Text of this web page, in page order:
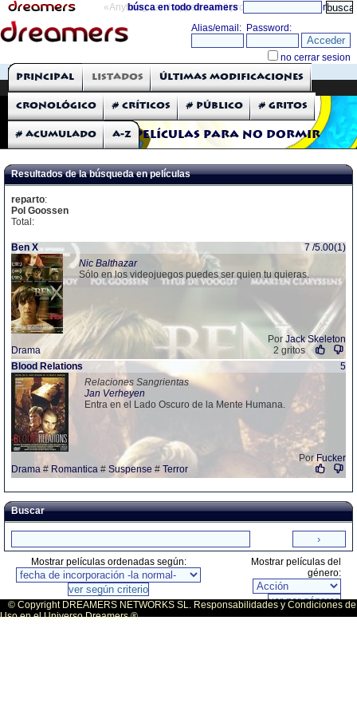
«Anything can happen and it probably will» directorio
búsca en todo dreamers
THE DREAMERS
Críticas: Películas
Películas para no dormir
Principal Listados Últimas modificaciones
Cronológico # Críticos # Público # Gritos
# Acumulado A-Z
Resultados de la búsqueda en películas
reparto:
Pol Goossen
Total:
Ben X
7 /5.00(1)
Nic Balthazar
Sólo en los videojuegos puedes ser quien tu quieras.
Por Jack Skeleton
Drama
2 gritos
Blood Relations
5
Relaciones Sangrientas
Jan Verheyen
Entra en el Lado Oscuro de la Mente Humana.
PorFucker
Drama # Romantica # Suspense # Terror
Buscar
Mostrar películas ordenadas según:
Mostrar películas del
género:
© Copyright DREAMERS NETWORKS SL. Responsabilidades y Condiciones de
Uso en el Universo Dreamers ®